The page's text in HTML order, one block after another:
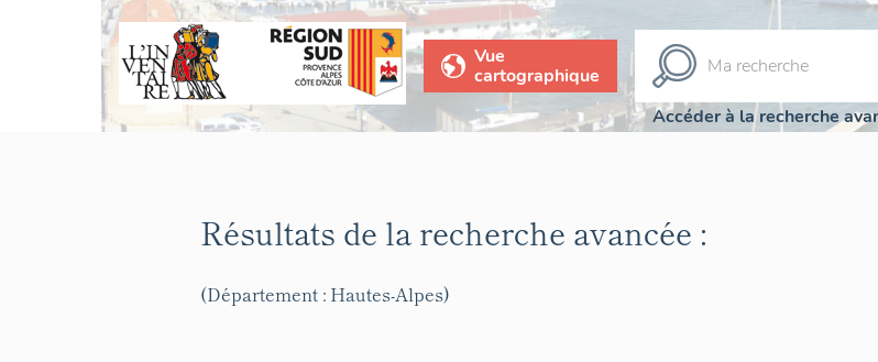
Vue
cartographique
Accéder à la recherche
Résultats de la recherche avancée :
(Département : Hautes-Alpes)